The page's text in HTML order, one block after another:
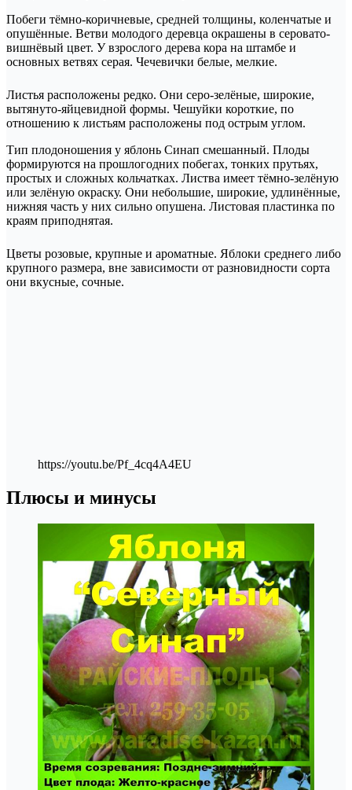
Побеги тёмно-коричневые, средней толщины, коленчатые и
опушённые. Ветви молодого деревца окрашены в серовато-
вишнёвый цвет. У взрослого дерева кора на штамбе и
основных ветвях серая. Чечевички белые, мелкие.
Листья расположены редко. Они серо-зелёные, широкие,
вытянуто-яйцевидной формы. Чешуйки короткие, по
отношению к листьям расположены под острым углом.
Тип плодоношения у яблонь Синап смешанный. Плоды
формируются на прошлогодних побегах, тонких прутьях,
простых и сложных кольчатках. Листва имеет тёмно-зелёную
или зелёную окраску. Они небольшие, широкие, удлинённые,
нижняя часть у них сильно опушена. Листовая пластинка по
краям приподнятая.
Цветы розовые, крупные и ароматные. Яблоки среднего либо
крупного размера, вне зависимости от разновидности сорта
они вкусные, сочные.
https://youtu.be/Pf_4cq4A4EU
Плюсы и минусы